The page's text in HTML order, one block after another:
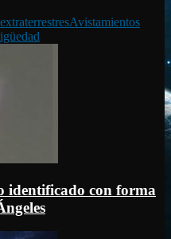
Avistamientos
identificado con forma